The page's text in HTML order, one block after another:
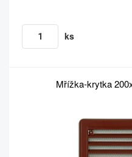
ks
Mřížka-krytka